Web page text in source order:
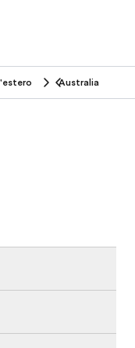
Australia